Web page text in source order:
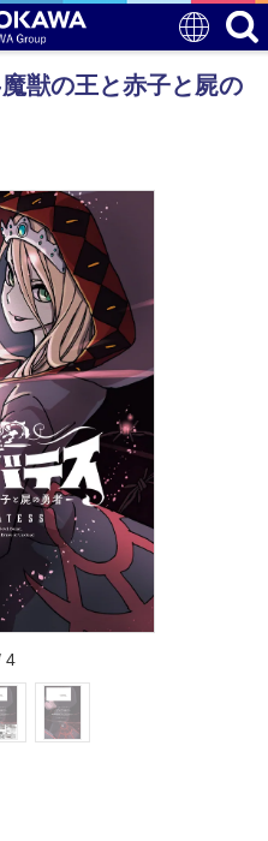
獣の王と赤子と屍の
4